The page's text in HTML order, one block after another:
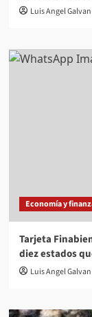
Luis Angel Galvan
Economía y
Tarjeta
diez estados
Luis Angel Galvan